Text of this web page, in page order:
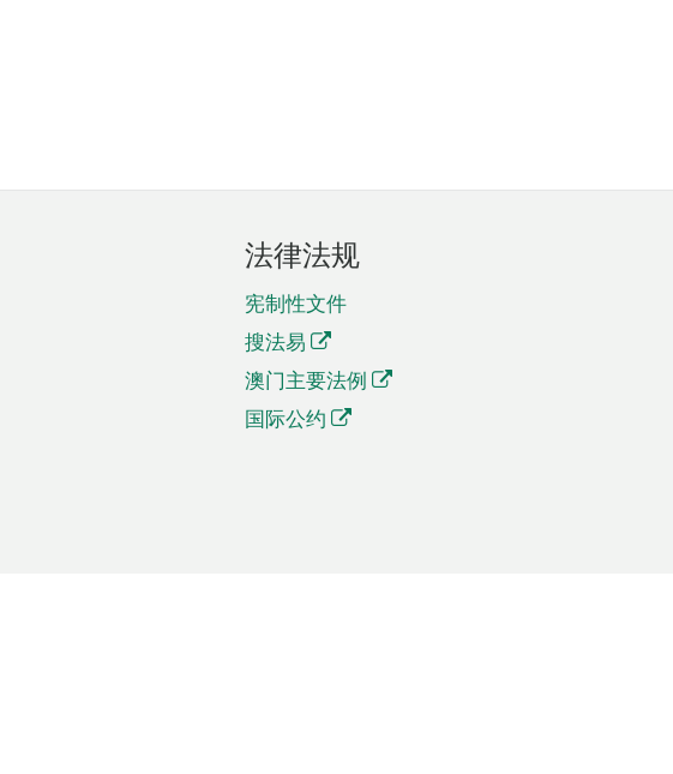
法律法规
宪制性文件
搜法易
澳门主要法例
国际公约